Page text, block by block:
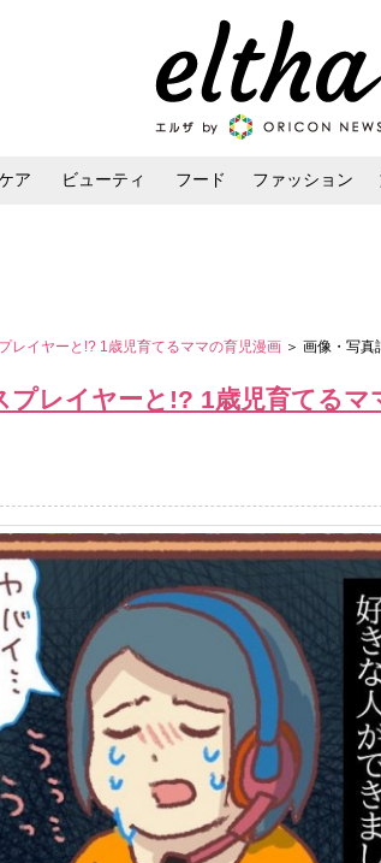
ア ビューティ フード ファッション
レイヤーと!? 1歳児育てるママの育児漫画 ＞ 画像・写真
プレイヤーと!? 1歳児育てるマ